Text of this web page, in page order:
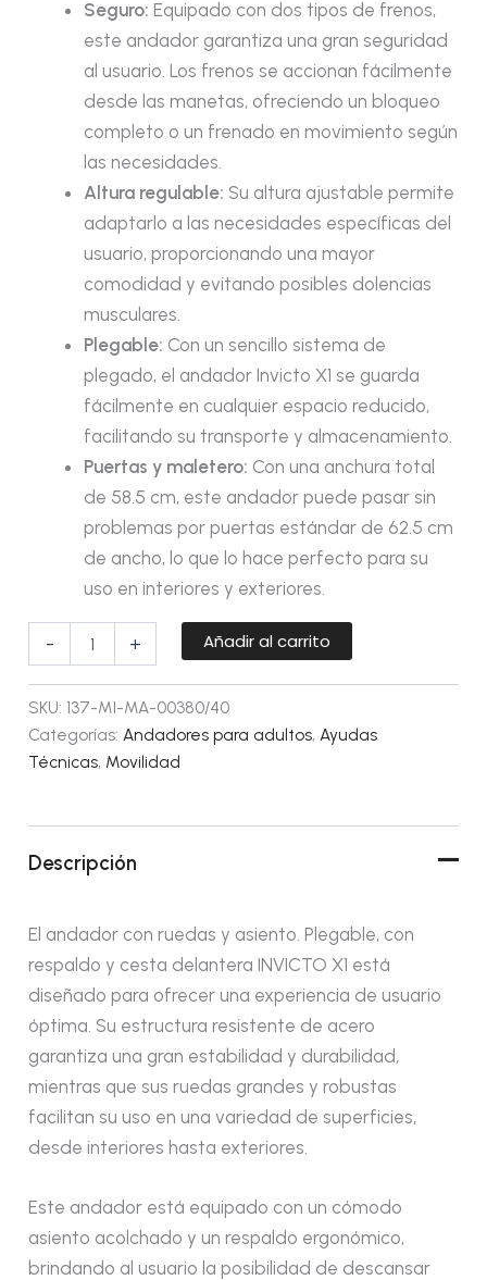
Seguro: Equipado con dos tipos de frenos,
este andador garantiza una gran seguridad
al usuario. Los frenos se accionan fácilmente
desde las manetas, ofreciendo un bloqueo
completo o un frenado en movimiento según
las necesidades.
Altura regulable: Su altura ajustable permite
adaptarlo a las necesidades específicas del
usuario, proporcionando una mayor
comodidad y evitando posibles dolencias
musculares.
Plegable: Con un sencillo sistema de
plegado, el andador Invicto X1 se guarda
fácilmente en cualquier espacio reducido,
facilitando su transporte y almacenamiento.
Puertas y maletero: Con una anchura total
de 58.5 cm, este andador puede pasar sin
problemas por puertas estándar de 62.5 cm
de ancho, lo que lo hace perfecto para su
uso en interiores y exteriores.
- + Añadir al carrito
SKU: 137-MI-MA-00380/40
Categorías:Andadores para adultos,Ayudas
Técnicas, Movilidad
Descripción
El andador con ruedas y asiento. Plegable, con
respaldo y cesta delantera INVICTO X1 está
diseñado para ofrecer una experiencia de usuario
óptima. Su estructura resistente de acero
garantiza una gran estabilidad y durabilidad,
mientras que sus ruedas grandes y robustas
facilitan su uso en una variedad de superficies,
desde interiores hasta exteriores.
Este andador está equipado con un cómodo
asiento acolchado y un respaldo ergonómico,
brindando al usuario la posibilidad de descansar